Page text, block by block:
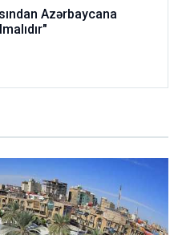
Azərbaycana